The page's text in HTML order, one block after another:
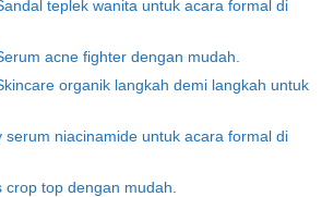
teplek wanita untuk acara formal di
acne fighter dengan mudah.
organik langkah demi langkah untuk
serum niacinamide untuk acara formal di
top dengan mudah.